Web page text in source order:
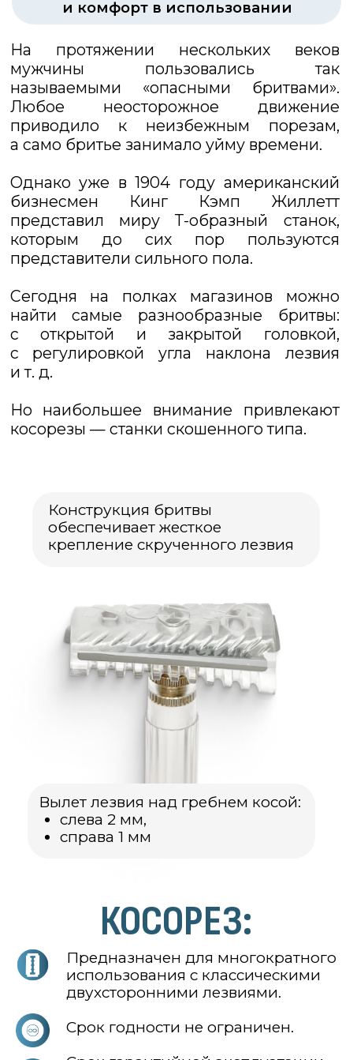
Сегодня на полках магазинов можно
найти самые разнообразные бритвы:
с регулировкой угла наклона лезвия
и т. д.
Но наибольшее внимание привлекают
косорезы — станки скошенного типа.
Вылет лезвия над гребнем косой:
слева 2 мм,
справа 1 мм
Конструкция бритвы
обеспечивает жесткое
крепление скрученного лезвия
Предназначен для многократного
использования с классическими
двухсторонними лезвиями.
12 месяцев.
Хранить в сухом, недоступном
для детей месте.
Не прилагайте чрезмерных
усилий к бритве во избежание
СОСТАВ:
сталь
Вес с упаковкой
35